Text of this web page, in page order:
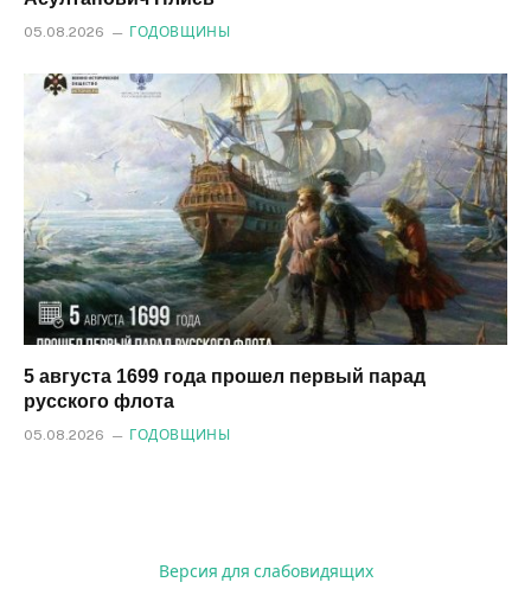
05.08.2026 ГОДОВЩИНЫ
5 августа 1699 года прошел первый парад
русского флота
05.08.2026 ГОДОВЩИНЫ
Версия для слабовидящих